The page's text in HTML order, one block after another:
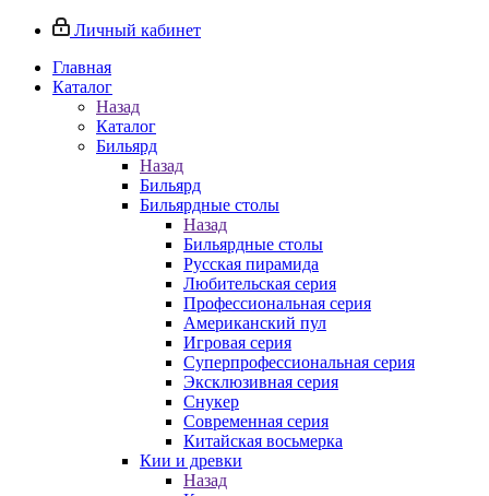
Личный кабинет
Главная
Каталог
Назад
Каталог
Бильярд
Назад
Бильярд
Бильярдные столы
Назад
Бильярдные столы
Русская пирамида
Любительская серия
Профессиональная серия
Американский пул
Игровая серия
Суперпрофессиональная серия
Эксклюзивная серия
Снукер
Современная серия
Китайская восьмерка
Кии и древки
Назад